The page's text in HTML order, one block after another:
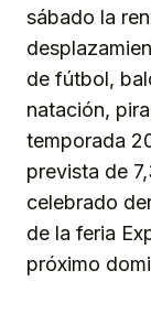
sábado la
de fútbol,
natación,
temporada
prevista de
celebrado
de la feria
próximo